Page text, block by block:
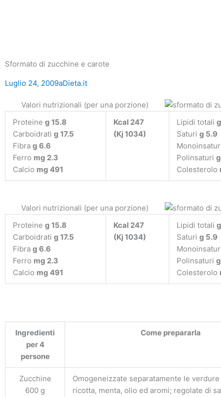
Sformato di zucchine e carote
Luglio 24, 2009aDieta.it
Valori nutrizionali (per una porzione)
Proteine g 15.8
Carboidrati g 17.5
Fibra g 6.6
Ferro mg 2.3
Calcio mg 491
Kcal 247
(Kj 1034)
Lipidi totali
Saturi g 5.9
Polinsaturi
Colesterolo
Valori nutrizionali (per una porzione)
Proteine g 15.8
Carboidrati g 17.5
Fibra g 6.6
Ferro mg 2.3
Calcio mg 491
Kcal 247
(Kj 1034)
Lipidi totali
Saturi g 5.9
Polinsaturi
Colesterolo
Ingredienti
per 4
persone
Come prepararla
Zucchine
600 g
Omogeneizzate separatamente le
ricotta, menta, olio ed aromi; regolate di